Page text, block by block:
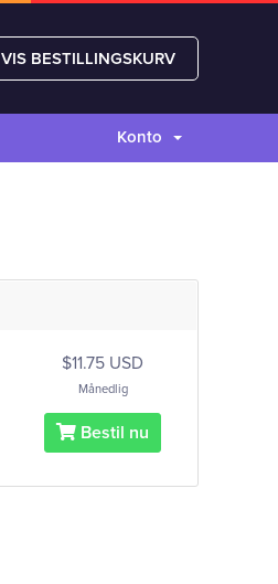
VIS BESTILLINGSKURV
Konto
$11.75 USD
Månedlig
Bestil nu